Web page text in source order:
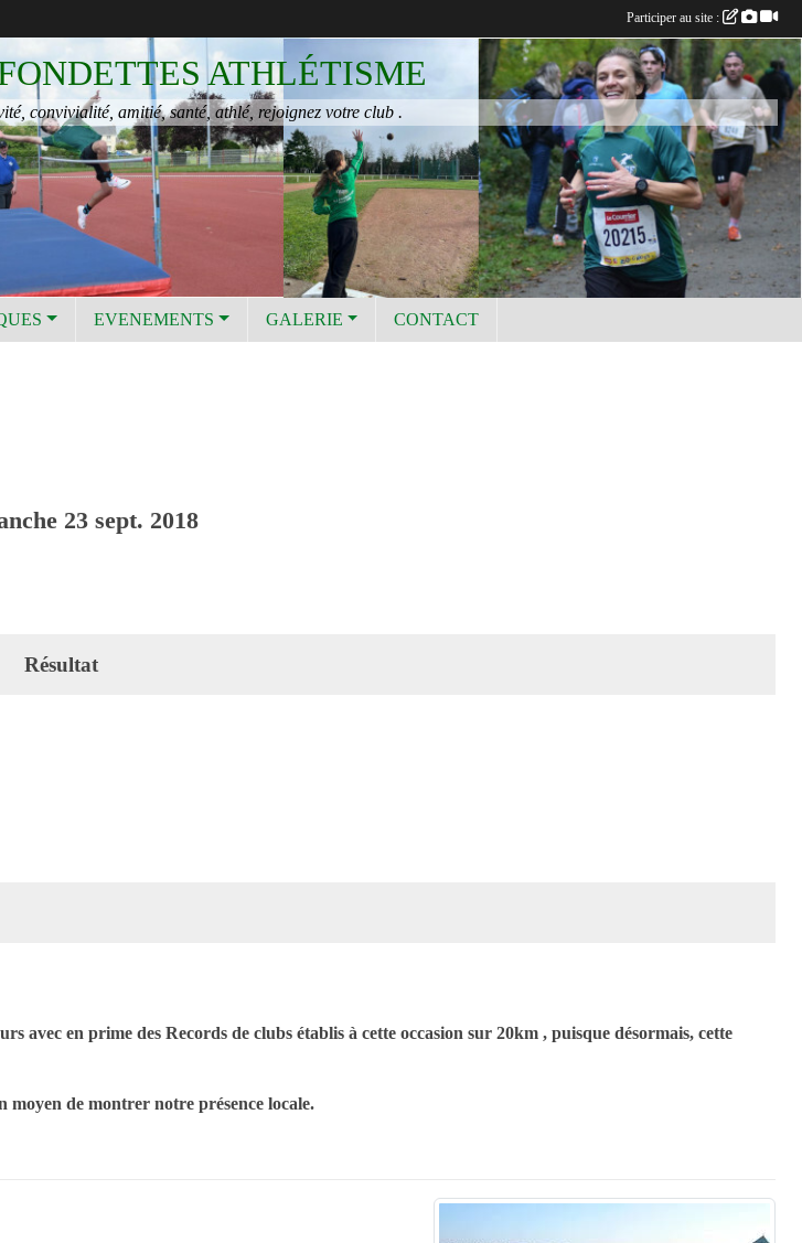
ATHLÉTISME
convivialité, amitié, santé, athlé, rejoignez votre club .
EVENEMENTS GALERIE CONTACT
23 sept. 2018
Résultat
en prime des Records de clubs établis à cette occasion sur 20km , puisque désormais, cette
de montrer notre présence locale.
Participer au site :